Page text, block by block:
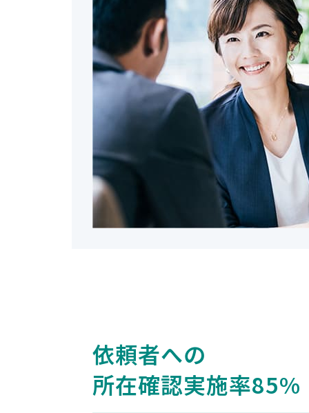
依頼者への
所在確認実施率85%